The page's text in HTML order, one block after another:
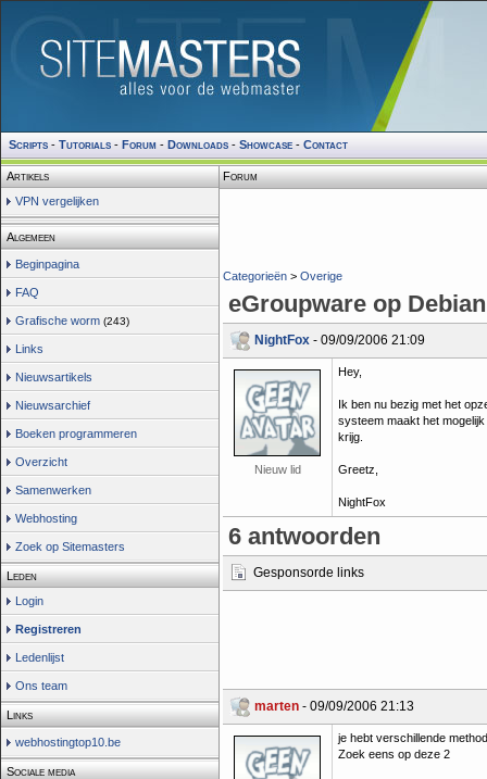
Scripts - Tutorials - Forum - Downloads - Showcase - Contact
Artikels
VPN vergelijken
Algemeen
Beginpagina
FAQ
Grafische worm (243)
Links
Nieuwsartikels
Nieuwsarchief
Boeken programmeren
Overzicht
Samenwerken
Webhosting
Zoek op Sitemasters
Leden
Login
Registreren
Ledenlijst
Ons team
Links
webhostingtop10.be
Sociale media
Forum
Categorieën > Overige
eGroupware op
NightFox - 09/09/2006 21:09
Nieuw lid
Hey,
Ik ben nu bezig met het
systeem maakt het
krijg.
Greetz,
NightFox
6 antwoorden
Gesponsorde links
marten - 09/09/2006 21:13
je hebt verschillende
Zoek eens op deze 2